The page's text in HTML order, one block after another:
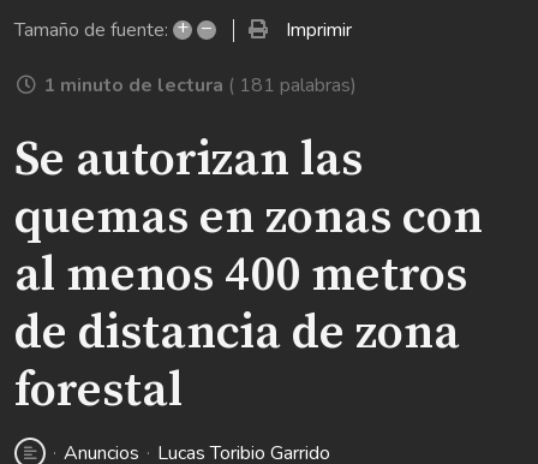
Tamaño de fuente: + – Imprimir
1 minuto de lectura ( 181 palabras)
Se autorizan las
quemas en zonas con
al menos 400 metros
de distancia de zona
forestal
Anuncios
Lucas Toribio Garrido